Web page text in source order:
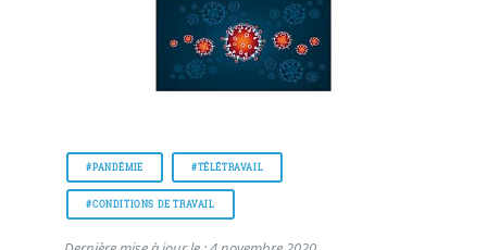
#PANDÉMIE #TÉLÉTRAVAIL
#CONDITIONS DE TRAVAIL